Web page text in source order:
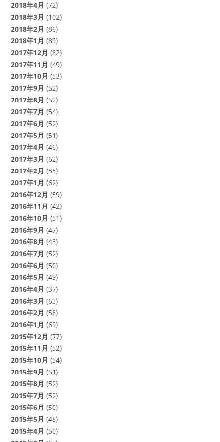
2018年4月 (72)
2018年3月 (102)
2018年2月 (86)
2018年1月 (89)
2017年12月 (82)
2017年11月 (49)
2017年10月 (53)
2017年9月 (52)
2017年8月 (52)
2017年7月 (54)
2017年6月 (52)
2017年5月 (51)
2017年4月 (46)
2017年3月 (62)
2017年2月 (55)
2017年1月 (62)
2016年12月 (59)
2016年11月 (42)
2016年10月 (51)
2016年9月 (47)
2016年8月 (43)
2016年7月 (52)
2016年6月 (50)
2016年5月 (49)
2016年4月 (37)
2016年3月 (63)
2016年2月 (58)
2016年1月 (69)
2015年12月 (77)
2015年11月 (52)
2015年10月 (54)
2015年9月 (51)
2015年8月 (52)
2015年7月 (52)
2015年6月 (50)
2015年5月 (48)
2015年4月 (50)